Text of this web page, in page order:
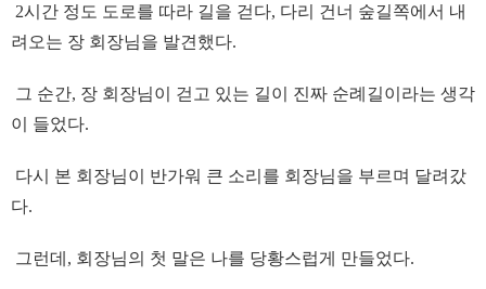
2시간 정도 도로를 따라 길을 걷다, 다리 건너 숲길쪽에서 내
려오는 장 회장님을 발견했다.
그 순간, 장 회장님이 걷고 있는 길이 진짜 순례길이라는 생각
이 들었다.
다시 본 회장님이 반가워 큰 소리를 회장님을 부르며 달려갔
다.
그런데, 회장님의 첫 말은 나를 당황스럽게 만들었다.